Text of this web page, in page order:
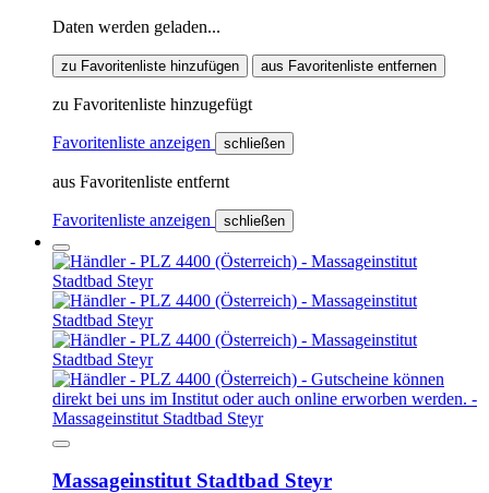
Daten werden geladen...
zu Favoritenliste hinzufügen aus Favoritenliste entfernen
zu Favoritenliste hinzugefügt
Favoritenliste anzeigen schließen
aus Favoritenliste entfernt
Favoritenliste anzeigen schließen
Massageinstitut Stadtbad Steyr